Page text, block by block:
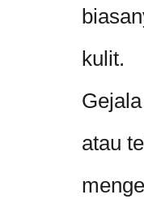
kulit.
atau